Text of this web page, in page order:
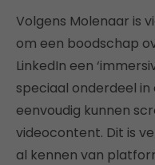
Volgens Molenaar is
om een boodschap
LinkedIn een
speciaal onderdeel
eenvoudig kunnen
videocontent. Dit is
al kennen van